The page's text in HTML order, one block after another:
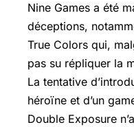
Nine Games a été
déceptions,
True Colors qui,
pas su répliquer la
La tentative
héroïne et d’un
Double Exposure